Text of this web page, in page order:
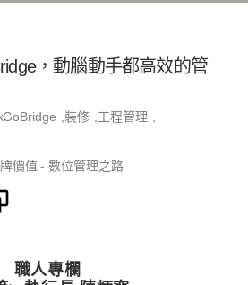
，動腦動手都高效的管
裝修
工程管理
價值 - 數位管理之路
職人專欄